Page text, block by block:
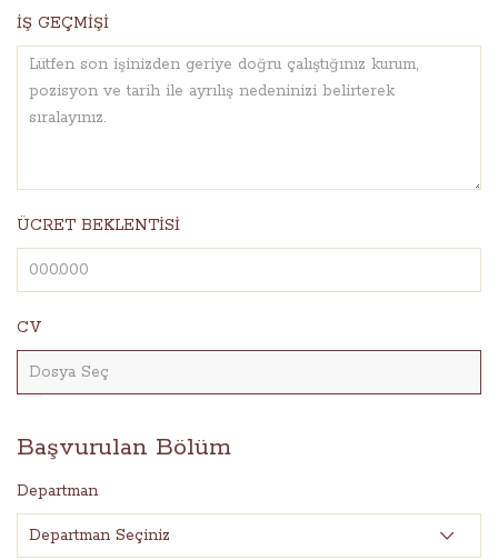
İŞ GEÇMİŞİ
ÜCRET BEKLENTİSİ
CV
Başvurulan Bölüm
Departman